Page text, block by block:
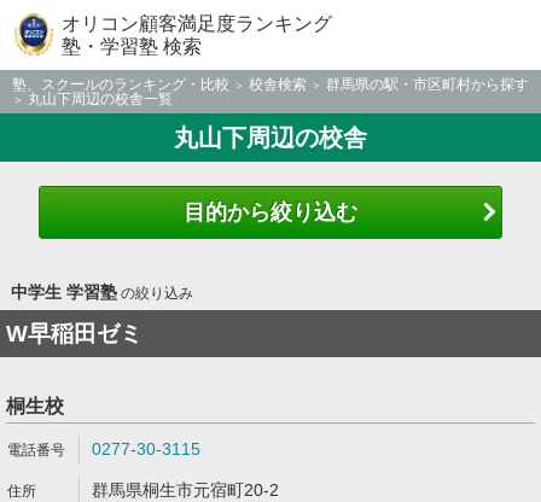
オリコン顧客満足度ランキング
塾・学習塾 検索
塾、スクールのランキング・比較 校舎検索
群馬県の駅・市区町村から探す
丸山下周辺の校舎一覧
丸山下周辺の校舎
目的から絞り込む
中学生 学習塾の絞り込み
W早稲田ゼミ
桐生校
0277-30-3115
群馬県桐生市元宿町20-2